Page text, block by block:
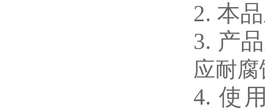
2. 本
3. 产品
应耐腐
4.使